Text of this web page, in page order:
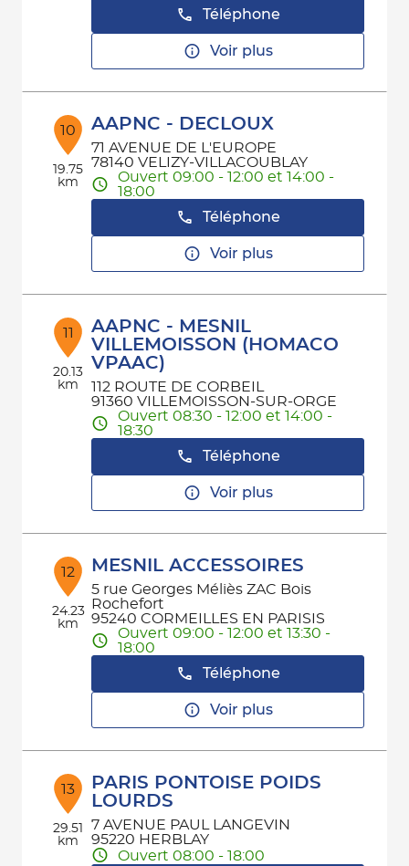
Téléphone
Voir plus
10
19.75
km
AAPNC - DECLOUX
71 AVENUE DE L'EUROPE
78140 VELIZY-VILLACOUBLAY
Ouvert 09:00 - 12:00 et 14:00 -
18:00
Téléphone
Voir plus
11
20.13
km
AAPNC - MESNIL
VILLEMOISSON (HOMACO
VPAAC)
112 ROUTE DE CORBEIL
91360 VILLEMOISSON-SUR-ORGE
Ouvert 08:30 - 12:00 et 14:00 -
18:30
Téléphone
Voir plus
12
24.23
km
MESNIL ACCESSOIRES
5 rue Georges Méliès ZAC Bois
Rochefort
95240 CORMEILLES EN PARISIS
Ouvert 09:00 - 12:00 et 13:30 -
18:00
Téléphone
Voir plus
13
29.51
km
PARIS PONTOISE POIDS
LOURDS
7 AVENUE PAUL LANGEVIN
95220 HERBLAY
Ouvert 08:00 - 18:00